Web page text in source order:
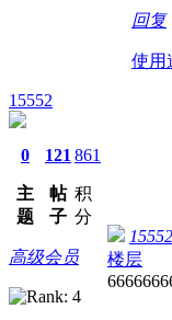
回复
使用
15552
0
主
题
121
帖
子
861
积
分
高级会员
15552
楼层